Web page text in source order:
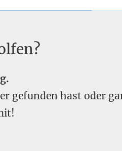
gefunden hast oder